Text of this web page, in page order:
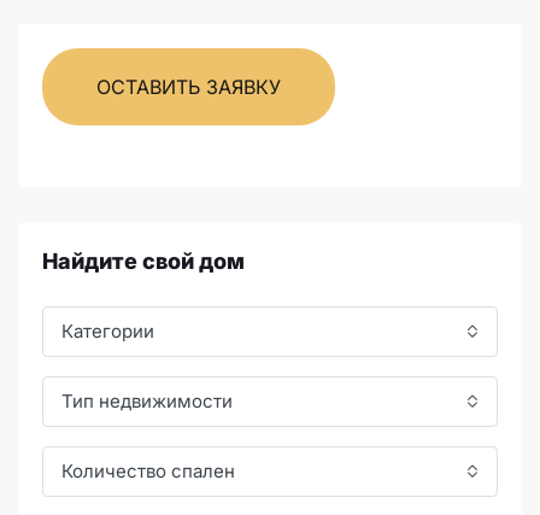
ОСТАВИТЬ ЗАЯВКУ
Найдите свой дом
Категории
Тип недвижимости
Количество спален